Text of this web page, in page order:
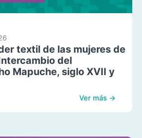
textil de las mujeres de
del
Mapuche, siglo XVII y
Ver más →